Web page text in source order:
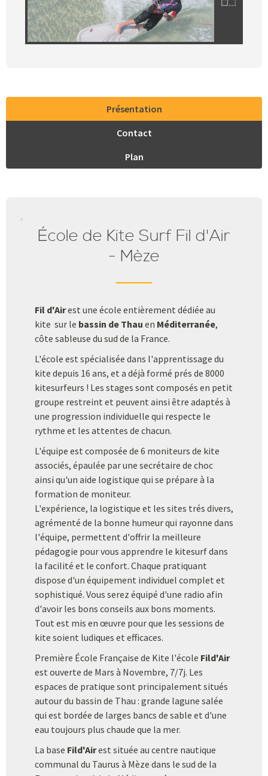
Présentation
Contact
Plan
École de Kite Surf Fil d'Air
- Mèze
Fil d'Airest une école entièrement dédiée au
kite sur le bassin de Thau en Méditerranée,
côte sableuse du sud de la France.
L'école est spécialisée dans l'apprentissage du
kite depuis 16 ans, et a déjà formé prés de 8000
kitesurfeurs ! Les stages sont composés en petit
groupe restreint et peuvent ainsi être adaptés à
une progression individuelle qui respecte le
rythme et les attentes de chacun.
L'équipe est composée de 6 moniteurs de kite
associés, épaulée par une secrétaire de choc
ainsi qu'un aide logistique qui se prépare à la
formation de moniteur.
L'expérience, la logistique et les sites trés divers,
agrémenté de la bonne humeur qui rayonne dans
l'équipe, permettent d'offrir la meilleure
pédagogie pour vous apprendre le kitesurf dans
la facilité et le confort. Chaque pratiquant
dispose d'un équipement individuel complet et
sophistiqué. Vous serez équipé d'une radio afin
d'avoir les bons conseils aux bons moments.
Tout est mis en œuvre pour que les sessions de
kite soient ludiques et efficaces.
Première École Française de Kite l'école Fild'Air
est ouverte de Mars à Novembre, 7/7j. Les
espaces de pratique sont principalement situés
autour du bassin de Thau : grande lagune salée
qui est bordée de larges bancs de sable et d'une
eau toujours plus chaude que la mer.
La base Fild'Airest située au centre nautique
communal du Taurus à Mèze dans le sud de la